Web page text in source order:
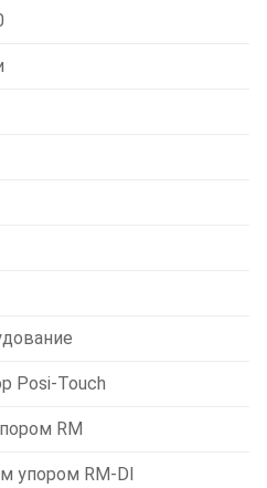
Posi-Touch
RM
упором RM-DI